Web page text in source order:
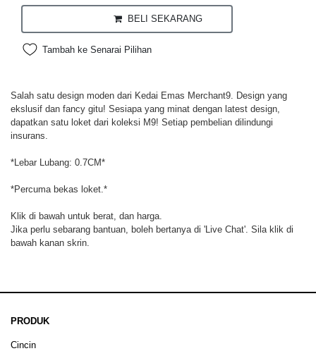
BELI SEKARANG
Tambah ke Senarai Pilihan
Salah satu design moden dari Kedai Emas Merchant9. Design yang
ekslusif dan fancy gitu! Sesiapa yang minat dengan latest design,
dapatkan satu loket dari koleksi M9! Setiap pembelian dilindungi
insurans.
*Lebar Lubang: 0.7CM*
*Percuma bekas loket.*
Klik di bawah untuk berat, dan harga.
Jika perlu sebarang bantuan, boleh bertanya di 'Live Chat'. Sila klik di
bawah kanan skrin.
PRODUK
Cincin